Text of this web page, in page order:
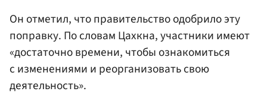
Он отметил, что правительство одобрило эту
поправку. По словам Цахкна, участники имеют
«достаточно времени, чтобы ознакомиться
с изменениями и реорганизовать свою
деятельность».